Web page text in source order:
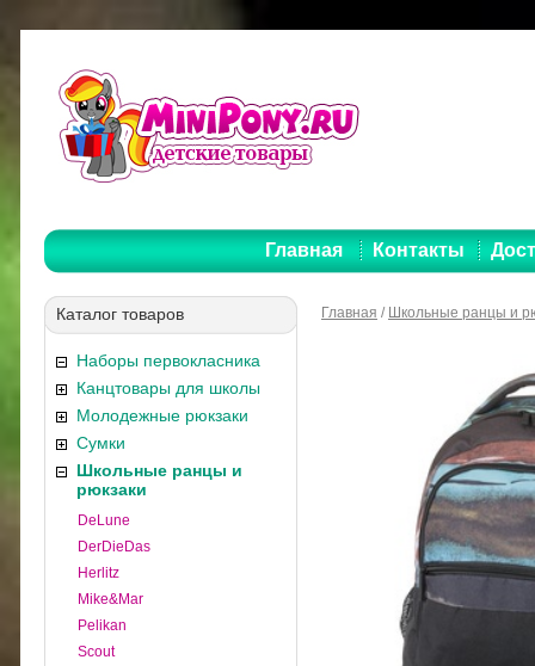
Главная Контакты
Каталог товаров
Наборы первокласника
Канцтовары для школы
Молодежные рюкзаки
Сумки
Школьные ранцы и
рюкзаки
DeLune
DerDieDas
Herlitz
Mike&Mar
Pelikan
Scout
Главная / Школьные ранцы и